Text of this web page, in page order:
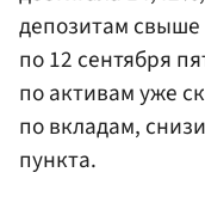
депозитам свыше
по 12 сентября
по активам уже
по вкладам,
пункта.